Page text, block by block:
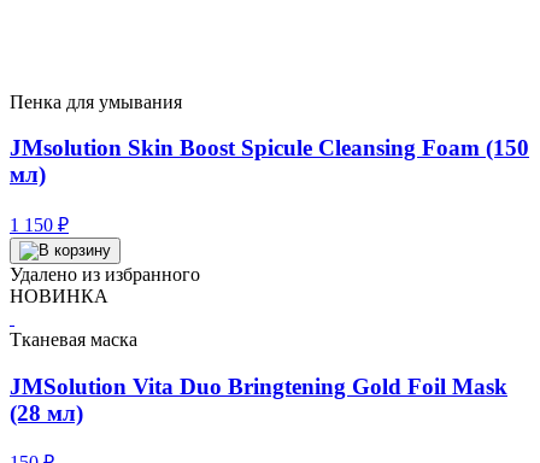
Пенка для умывания
JMsolution Skin Boost Spicule Cleansing Foam (150
мл)
1 150 ₽
Удалено из избранного
НОВИНКА
Тканевая маска
JMSolution Vita Duo Bringtening Gold Foil Mask
(28 мл)